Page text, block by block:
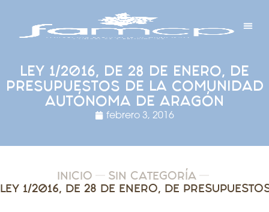
LEY 1/2016, DE 28 DE ENERO, DE
PRESUPUESTOS DE LA COMUNIDAD
AUTÓNOMA DE ARAGÓN
febrero 3, 2016
INICIO SIN CATEGORÍA